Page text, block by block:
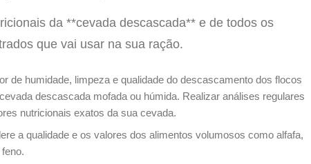
da **cevada descascada** e de todos os
que vai usar na sua ração.
de humidade, limpeza e qualidade do descascamento dos flocos
descascada mofada ou húmida. Realizar análises regulares
nutricionais exatos da sua cevada.
a qualidade e os valores dos alimentos volumosos como alfafa,